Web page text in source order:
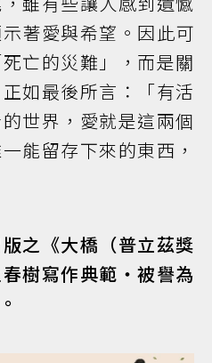
著愛與希望。因此可
亡的災難」，而是關
如最後所言：「有活
世界，愛就是這兩個
能留存下來的東西，
之《大橋（普立茲獎
樹寫作典範‧被譽為